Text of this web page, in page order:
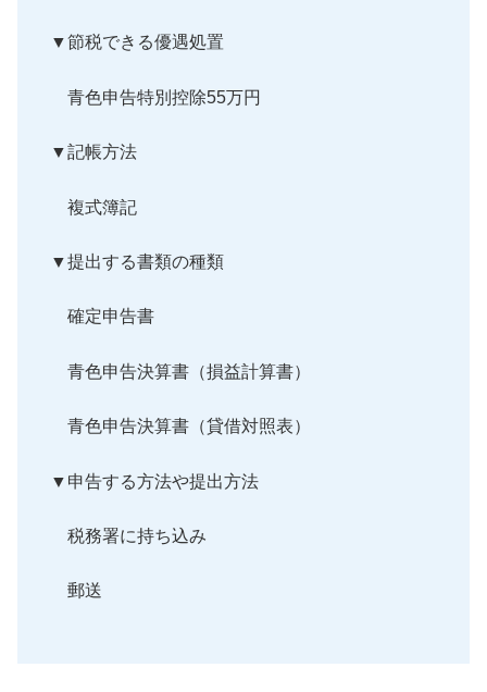
▼節税できる優遇処置
青色申告特別控除55万円
▼記帳方法
複式簿記
▼提出する書類の種類
確定申告書
青色申告決算書（損益計算書）
青色申告決算書（貸借対照表）
▼申告する方法や提出方法
税務署に持ち込み
郵送